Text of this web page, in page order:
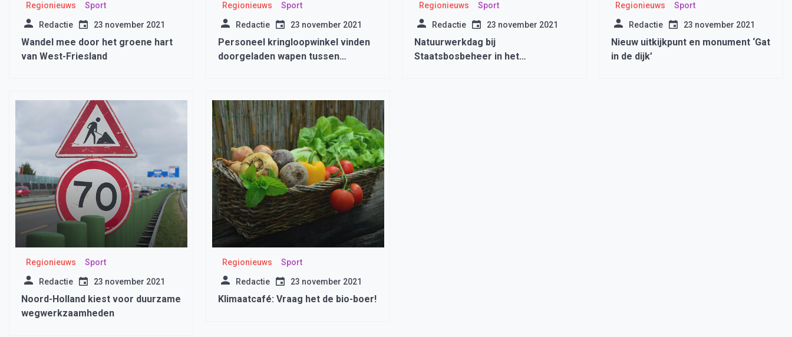
Regionieuws Sport
Redactie 23 november 2021
Wandel mee door het groene hart
van West-Friesland
Regionieuws Sport
Redactie 23 november 2021
Personeel kringloopwinkel vinden
doorgeladen wapen tussen
Regionieuws Sport
Redactie 23 november 2021
Natuurwerkdag bij
Staatsbosbeheer in het
Regionieuws Sport
Redactie 23 november 2021
Nieuw uitkijkpunt en monument ‘Gat
in de dijk’
Regionieuws Sport
Redactie 23 november 2021
Noord-Holland kiest voor duurzame
wegwerkzaamheden
Regionieuws Sport
Redactie 23 november 2021
Klimaatcafé: Vraag het de bio-boer!